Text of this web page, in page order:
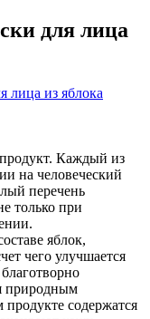
для лица
Каждый из
на человеческий
перечень
только при
яблок,
чего улучшается
природным
содержатся